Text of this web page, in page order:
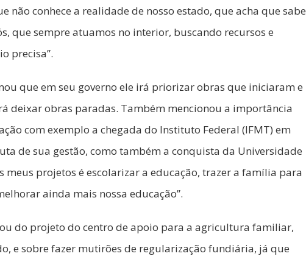
não conhece a realidade de nosso estado, que acha que sabe
que sempre atuamos no interior, buscando recursos e
precisa”.
que em seu governo ele irá priorizar obras que iniciaram e
deixar obras paradas. Também mencionou a importância
com exemplo a chegada do Instituto Federal (IFMT) em
de sua gestão, como também a conquista da Universidade
meus projetos é escolarizar a educação, trazer a família para
ainda mais nossa educação”.
do projeto do centro de apoio para a agricultura familiar,
e sobre fazer mutirões de regularização fundiária, já que